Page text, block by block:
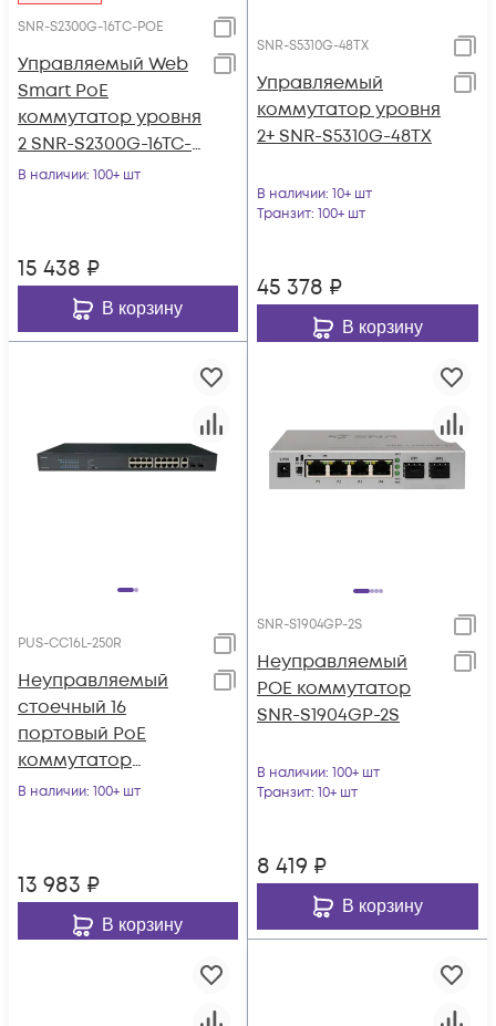
SNR-S2300G-16TC-POE
Управляемый Web
Smart PoE
коммутатор уровня
2 SNR-S2300G-16TC-
POE
В наличии: 100+ шт
15 438 ₽
В корзину
SNR-S5310G-48TX
Управляемый
коммутатор уровня
2+ SNR-S5310G-48TX
В наличии: 10+ шт
Транзит: 100+ шт
45 378 ₽
В корзину
PUS-CC16L-250R
Неуправляемый
стоечный 16
портовый PoE
коммутатор
POWERTONE PUS-
В наличии: 100+ шт
13 983 ₽
В корзину
SNR-S1904GP-2S
Неуправляемый
POE коммутатор
SNR-S1904GP-2S
В наличии: 100+ шт
Транзит: 10+ шт
8 419 ₽
В корзину